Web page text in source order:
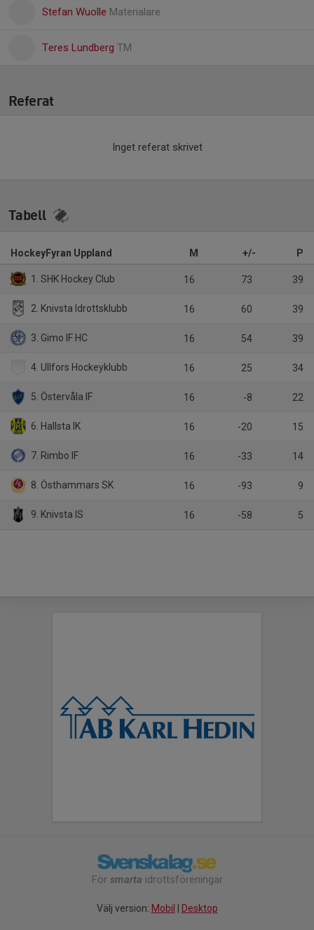
Stefan Wuolle Materialare
Teres Lundberg TM
Referat
Inget referat skrivet
Tabell
HockeyFyran Uppland M +/- P
1. SHK Hockey Club 16 73 39
2. Knivsta Idrottsklubb 16 60 39
3. Gimo IF HC 16 54 39
4. Ullfors Hockeyklubb 16 25 34
5. Östervåla IF 16 -8 22
6. Hallsta IK 16 -20 15
7. Rimbo IF 16 -33 14
8. Östhammars SK 16 -93 9
9. Knivsta IS 16 -58 5
För smarta idrottsföreningar
Välj version: Mobil Desktop